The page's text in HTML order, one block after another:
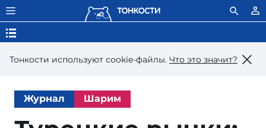
Тонкости используют сookie-файлы. Что это значит?
Журнал Шарим